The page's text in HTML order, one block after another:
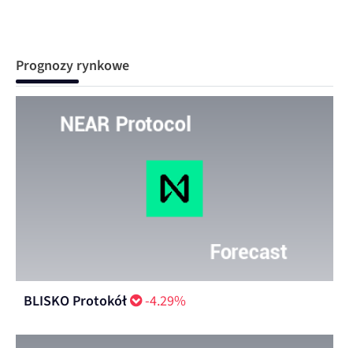
Prognozy rynkowe
BLISKO Protokół -4.29%